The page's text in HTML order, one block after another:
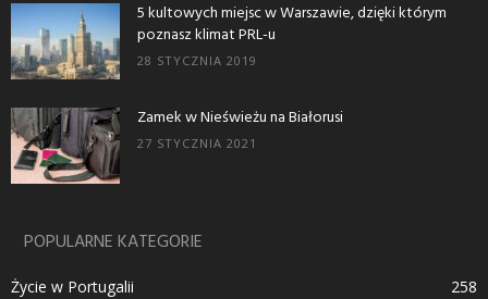
5 kultowych miejsc w Warszawie, dzięki którym
poznasz klimat PRL-u
28 STYCZNIA 2019
Zamek w Nieświeżu na Białorusi
27 STYCZNIA 2021
POPULARNE KATEGORIE
Życie w Portugalii
258